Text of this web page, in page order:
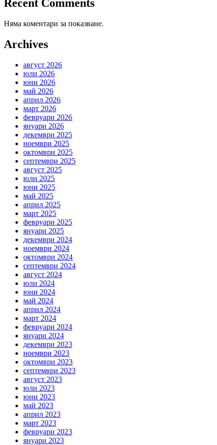
Recent Comments
Няма коментари за показване.
Archives
август 2026
юли 2026
юни 2026
май 2026
април 2026
март 2026
февруари 2026
януари 2026
декември 2025
ноември 2025
октомври 2025
септември 2025
август 2025
юли 2025
юни 2025
май 2025
април 2025
март 2025
февруари 2025
януари 2025
декември 2024
ноември 2024
октомври 2024
септември 2024
август 2024
юли 2024
юни 2024
май 2024
април 2024
март 2024
февруари 2024
януари 2024
декември 2023
ноември 2023
октомври 2023
септември 2023
август 2023
юли 2023
юни 2023
май 2023
април 2023
март 2023
февруари 2023
януари 2023